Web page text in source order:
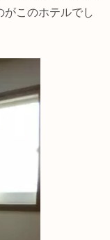
このホテルでし